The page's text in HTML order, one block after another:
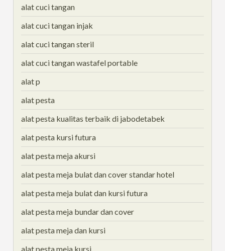
alat cuci tangan
alat cuci tangan injak
alat cuci tangan steril
alat cuci tangan wastafel portable
alat p
alat pesta
alat pesta kualitas terbaik di jabodetabek
alat pesta kursi futura
alat pesta meja akursi
alat pesta meja bulat dan cover standar hotel
alat pesta meja bulat dan kursi futura
alat pesta meja bundar dan cover
alat pesta meja dan kursi
alat pesta meja kursi